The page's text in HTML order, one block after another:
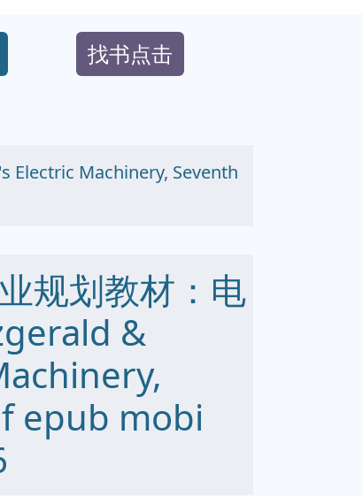
找书点击
Electric Machinery, Seventh
规划教材：电
&
epub mobi